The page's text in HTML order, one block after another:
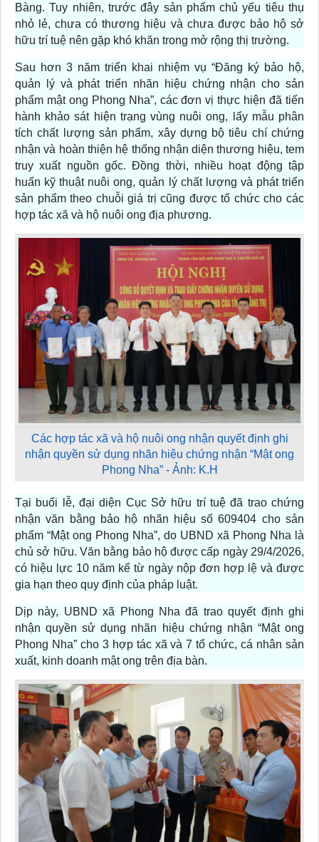
Bàng. Tuy nhiên, trước đây sản phẩm chủ yếu tiêu thụ
nhỏ lẻ, chưa có thương hiệu và chưa được bảo hộ sở
hữu trí tuệ nên gặp khó khăn trong mở rộng thị trường.
Sau hơn 3 năm triển khai nhiệm vụ “Đăng ký bảo hộ,
quản lý và phát triển nhãn hiệu chứng nhận cho sản
phẩm mật ong Phong Nha”, các đơn vị thực hiện đã tiến
hành khảo sát hiện trạng vùng nuôi ong, lấy mẫu phân
tích chất lượng sản phẩm, xây dựng bộ tiêu chí chứng
nhận và hoàn thiện hệ thống nhận diện thương hiệu, tem
truy xuất nguồn gốc. Đồng thời, nhiều hoạt động tập
huấn kỹ thuật nuôi ong, quản lý chất lượng và phát triển
sản phẩm theo chuỗi giá trị cũng được tổ chức cho các
hợp tác xã và hộ nuôi ong địa phương.
Các hợp tác xã và hộ nuôi ong nhận quyết định ghi
nhận quyền sử dụng nhãn hiệu chứng nhận “Mật ong
Phong Nha” - Ảnh: K.H
Tại buổi lễ, đại diện Cục Sở hữu trí tuệ đã trao chứng
nhận văn bằng bảo hộ nhãn hiệu số 609404 cho sản
phẩm “Mật ong Phong Nha”, do UBND xã Phong Nha là
chủ sở hữu. Văn bằng bảo hộ được cấp ngày 29/4/2026,
có hiệu lực 10 năm kể từ ngày nộp đơn hợp lệ và được
gia hạn theo quy định của pháp luật.
Dịp này, UBND xã Phong Nha đã trao quyết định ghi
nhận quyền sử dụng nhãn hiệu chứng nhận “Mật ong
Phong Nha” cho 3 hợp tác xã và 7 tổ chức, cá nhân sản
xuất, kinh doanh mật ong trên địa bàn.